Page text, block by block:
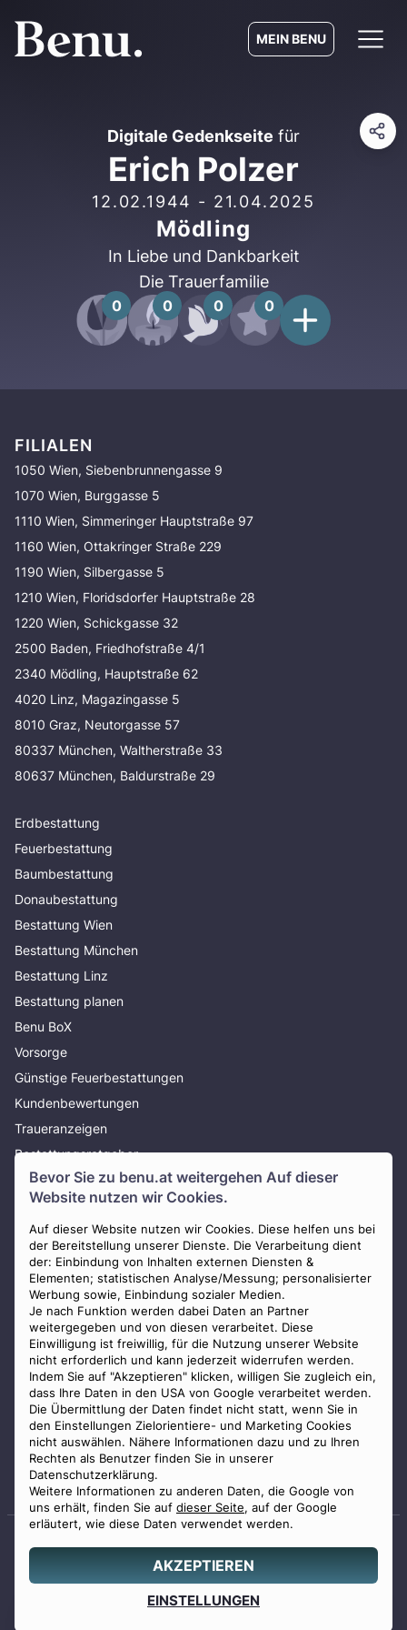
Bevor Sie zu benu.at weitergehen Auf dieser
Website nutzen wir Cookies.
Auf dieser Website nutzen wir Cookies. Diese helfen uns bei
der Bereitstellung unserer Dienste. Die Verarbeitung dient
der: Einbindung von Inhalten externen Diensten &
Elementen; statistischen Analyse/Messung; personalisierter
Werbung sowie, Einbindung sozialer Medien.
Je nach Funktion werden dabei Daten an Partner
weitergegeben und von diesen verarbeitet. Diese
Einwilligung ist freiwillig, für die Nutzung unserer Website
nicht erforderlich und kann jederzeit widerrufen werden.
Indem Sie auf "Akzeptieren" klicken, willigen Sie zugleich ein,
dass Ihre Daten in den USA von Google verarbeitet werden.
Die Übermittlung der Daten findet nicht statt, wenn Sie in
den Einstellungen Zielorientiere- und Marketing Cookies
nicht auswählen. Nähere Informationen dazu und zu Ihren
Rechten als Benutzer finden Sie in unserer
Datenschutzerklärung.
Weitere Informationen zu anderen Daten, die Google von
uns erhält, finden Sie auf dieser Seite, auf der Google
erläutert, wie diese Daten verwendet werden.
AKZEPTIEREN
EINSTELLUNGEN
MEIN BENU
0800 88 44 04
erstellen
Digitale Gedenkseite für
Erich Polzer
12.02.1944 - 21.04.2025
Mödling
In Liebe und Dankbarkeit
Die Trauerfamilie
0 0 0 0
FILIALEN
1050 Wien, Siebenbrunnengasse 9
1070 Wien, Burggasse 5
1110 Wien, Simmeringer Hauptstraße 97
1160 Wien, Ottakringer Straße 229
1190 Wien, Silbergasse 5
1210 Wien, Floridsdorfer Hauptstraße 28
1220 Wien, Schickgasse 32
2500 Baden, Friedhofstraße 4/1
2340 Mödling, Hauptstraße 62
4020 Linz, Magazingasse 5
8010 Graz, Neutorgasse 57
80337 München, Waltherstraße 33
80637 München, Baldurstraße 29
Erdbestattung
Feuerbestattung
Baumbestattung
Donaubestattung
Bestattung Wien
Bestattung München
Bestattung Linz
Bestattung planen
Benu BoX
Vorsorge
Günstige Feuerbestattungen
Kundenbewertungen
Traueranzeigen
Bestattungsratgeber
Über uns
Presse
AGB
Impressum
Datenschutz
Widerrufsbelehrung
Zahlungsmöglichkeiten
Staatlich geprüfter
© 2026 Benu GmbH. Alle Rechte vorbehalten.